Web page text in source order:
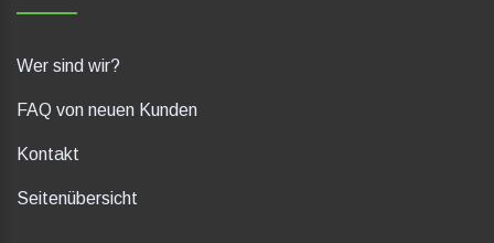
Wer sind wir?
FAQ von neuen Kunden
Kontakt
Seitenübersicht